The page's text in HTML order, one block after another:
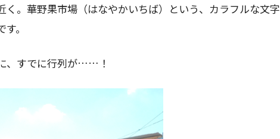
く。華野果市場（はなやかいちば）という、カラフルな文字
。
、すでに行列が……！